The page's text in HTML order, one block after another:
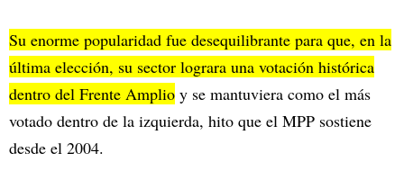
Su enorme popularidad fue desequilibrante para que, en la
última elección, su sector lograra una votación histórica
dentro del Frente Amplio y se mantuviera como el más
votado dentro de la izquierda, hito que el MPP sostiene
desde el 2004.